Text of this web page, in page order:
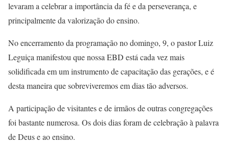
levaram a celebrar a importância da fé e da perseverança, e
principalmente da valorização do ensino.
No encerramento da programação no domingo, 9, o pastor Luiz
Leguiça manifestou que nossa EBD está cada vez mais
solidificada em um instrumento de capacitação das gerações, e é
desta maneira que sobreviveremos em dias tão adversos.
A participação de visitantes e de irmãos de outras congregações
foi bastante numerosa. Os dois dias foram de celebração à palavra
de Deus e ao ensino.